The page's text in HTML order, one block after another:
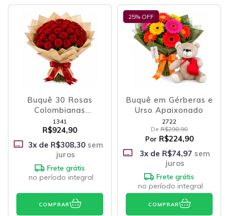
Buquê 30 Rosas
Colombianas
Vermelhas
1341
R$924,90
3x de R$308,30sem
juros
Frete grátis
no período integral
COMPRAR
25% OFF
Buquê em Gérberas e
Urso Apaixonado
2722
De R$298,90
Por R$224,90
3x de R$74,97 sem
juros
Frete grátis
no período integral
COMPRAR